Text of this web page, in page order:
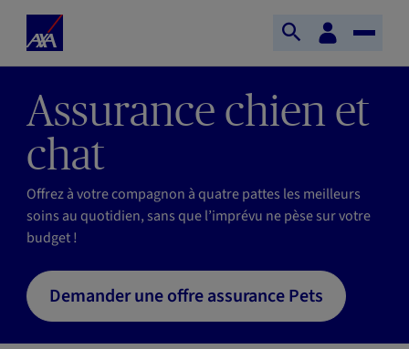
Aller au contenu principal
Accueil
AXA
Espace
client
Ouvrir
la
Toggle
Assurance chien et
chat
Offrez à votre compagnon à quatre pattes les meilleurs
soins au quotidien, sans que l’imprévu ne pèse sur votre
budget !
Demander une offre assurance Pets